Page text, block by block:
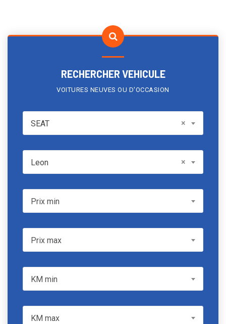
RECHERCHER VEHICULE
VOITURES NEUVES OU D'OCCASION
SEAT ×
SEAT
Model ×
Leon
Prix minPrix min
Prix maxPrix max
KM min
KM max